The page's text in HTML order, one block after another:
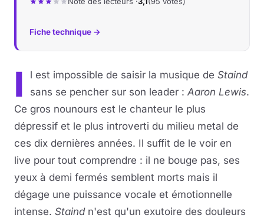
Fiche technique →
I l est impossible de saisir la musique de Staind
sans se pencher sur son leader : Aaron Lewis.
Ce gros nounours est le chanteur le plus
dépressif et le plus introverti du milieu metal de
ces dix dernières années. Il suffit de le voir en
live pour tout comprendre : il ne bouge pas, ses
yeux à demi fermés semblent morts mais il
dégage une puissance vocale et émotionnelle
intense. Staindn'est qu'un exutoire des douleurs